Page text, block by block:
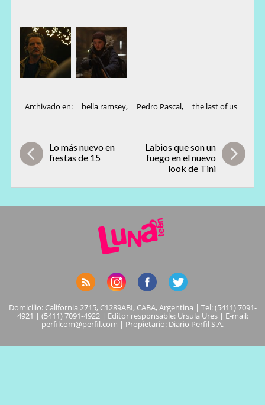
Archivado en: bella ramsey, Pedro Pascal, the last of us
Lo más nuevo en
fiestas de 15
Labios que son un
fuego en el nuevo
look de Tini
Domicilio: California 2715, C1289ABI, CABA, Argentina | Tel: (5411) 7091-
4921 | (5411) 7091-4922 | Editor responsable: Ursula Ures | E-mail:
perfilcom@perfil.com | Propietario: Diario Perfil S.A.